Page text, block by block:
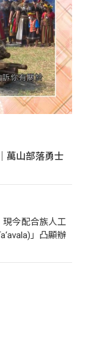
萬山部落勇士
今配合族人工
」凸顯辦